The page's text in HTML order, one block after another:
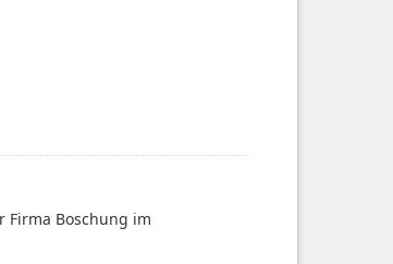
Firma Boschung im